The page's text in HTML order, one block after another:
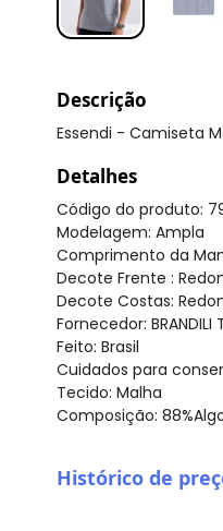
Descrição
Essendi - Camiseta
Detalhes
Código do produto:
Modelagem: Ampla
Comprimento da
Decote Frente :
Decote Costas:
Fornecedor:
Feito: Brasil
Cuidados para
Tecido: Malha
Composição:
Histórico de